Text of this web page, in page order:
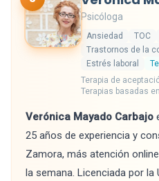
Psicóloga
Ansiedad TOC
Trastornos de la
Estrés laboral
Terapia de
Terapias basadas
Verónica Mayado Carbajo
25 años de experiencia y
Zamora, más atención
la semana. Licenciada por la